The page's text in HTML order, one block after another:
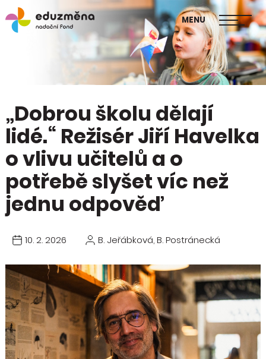
MENU
škol
Publikace Mapa změny
„Dobrou školu dělají
lidé.“ Režisér Jiří Havelka
o vlivu učitelů a o
potřebě slyšet víc než
jednu odpověď
10. 2. 2026 B. Jeřábková, B. Postránecká